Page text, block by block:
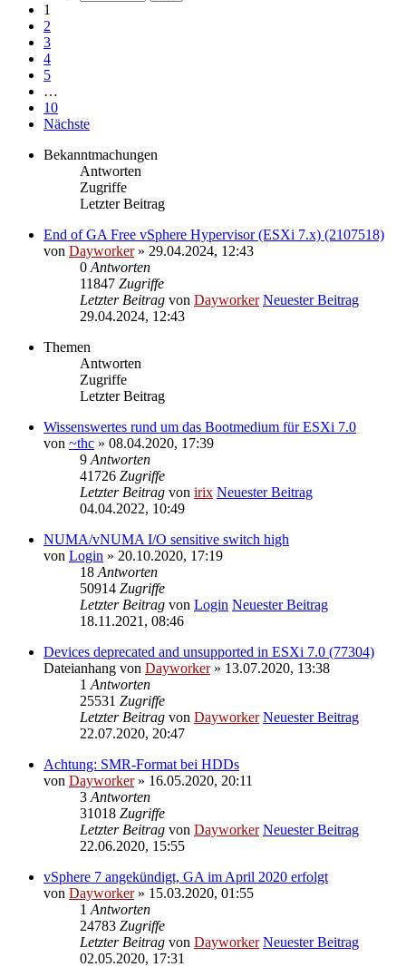
1
2
3
4
5
…
10
Nächste
Bekanntmachungen
Antworten
Zugriffe
Letzter Beitrag
End of GA Free vSphere Hypervisor (ESXi 7.x) (2107518)
von Dayworker» 29.04.2024, 12:43
0 Antworten
11847 Zugriffe
Letzter Beitrag von Dayworker Neuester Beitrag
29.04.2024, 12:43
Themen
Antworten
Zugriffe
Letzter Beitrag
Wissenswertes rund um das Bootmedium für ESXi 7.0
von ~thc » 08.04.2020, 17:39
9 Antworten
41726 Zugriffe
Letzter Beitrag von irix Neuester Beitrag
04.04.2022, 10:49
NUMA/vNUMA I/O sensitive switch high
von Login » 20.10.2020, 17:19
18 Antworten
50914 Zugriffe
Letzter Beitrag von Login Neuester Beitrag
18.11.2021, 08:46
Devices deprecated and unsupported in ESXi 7.0 (77304)
Dateianhang von Dayworker» 13.07.2020, 13:38
1 Antworten
25531 Zugriffe
Letzter Beitrag von Dayworker Neuester Beitrag
22.07.2020, 20:47
Achtung: SMR-Format bei HDDs
von Dayworker» 16.05.2020, 20:11
3 Antworten
31018 Zugriffe
Letzter Beitrag von Dayworker Neuester Beitrag
22.06.2020, 15:55
vSphere 7 angekündigt, GA im April 2020 erfolgt
von Dayworker» 15.03.2020, 01:55
1 Antworten
24783 Zugriffe
Letzter Beitrag von Dayworker Neuester Beitrag
02.05.2020, 17:31